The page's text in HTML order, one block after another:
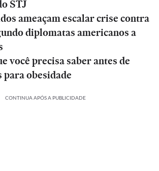
STJ
ameaçam escalar crise contra
diplomatas americanos a
você precisa saber antes de
para obesidade
CONTINUA APÓS A PUBLICIDADE